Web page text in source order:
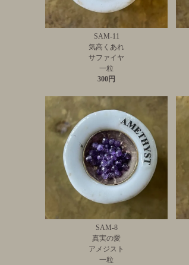
SAM-11
気高くあれ
サファイヤ
一粒
300円
SAM-8
真実の愛
アメジスト
一粒